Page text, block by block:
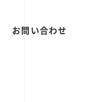
お問い合わせ